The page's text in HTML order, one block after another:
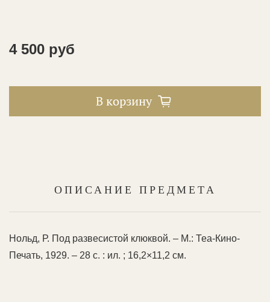
4 500 руб
В корзину
ОПИСАНИЕ ПРЕДМЕТА
Нольд, Р. Под развесистой клюквой. – М.: Теа-Кино-
Печать, 1929. – 28 с. : ил. ; 16,2×11,2 см.